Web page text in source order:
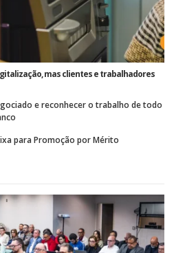
mas clientes e trabalhadores
e reconhecer o trabalho de todo
para Promoção por Mérito